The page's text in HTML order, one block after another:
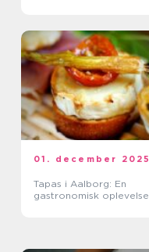
01. december 2025
Tapas i Aalborg: En
gastronomisk oplevelse